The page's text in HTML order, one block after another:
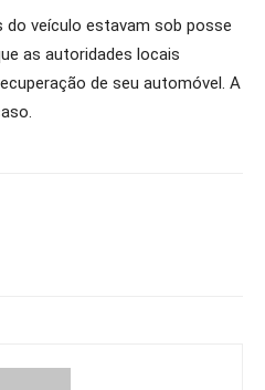
veículo estavam sob posse
as autoridades locais
de seu automóvel. A